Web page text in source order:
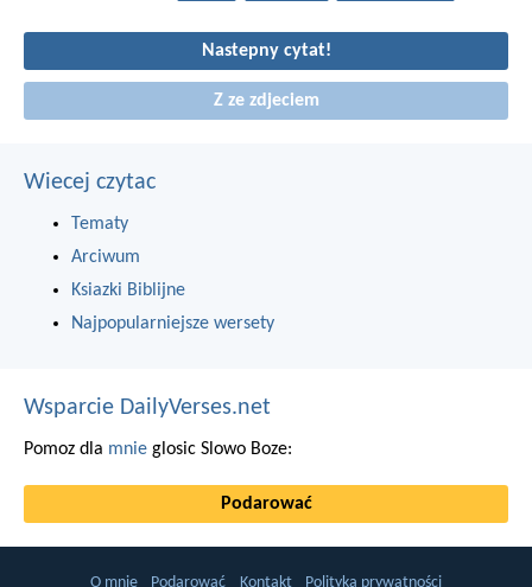
Nastepny cytat!
Z ze zdjeciem
Wiecej czytac
Tematy
Arciwum
Ksiazki Biblijne
Najpopularniejsze wersety
Wsparcie DailyVerses.net
Pomoz dla mnie glosic Slowo Boze:
Podarować
O mnie Podarować Kontakt Polityka prywatności